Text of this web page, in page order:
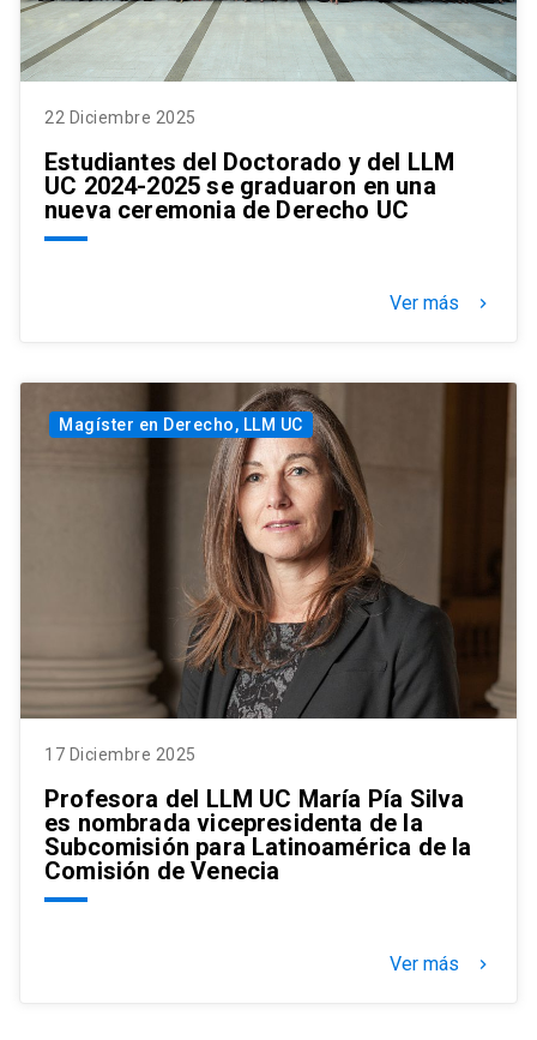
22 Diciembre 2025
Estudiantes del Doctorado y del LLM
UC 2024-2025 se graduaron en una
nueva ceremonia de Derecho UC
Ver más keyboard_arrow_right
Magíster en Derecho, LLM UC
17 Diciembre 2025
Profesora del LLM UC María Pía Silva
es nombrada vicepresidenta de la
Subcomisión para Latinoamérica de la
Comisión de Venecia
Ver más keyboard_arrow_right